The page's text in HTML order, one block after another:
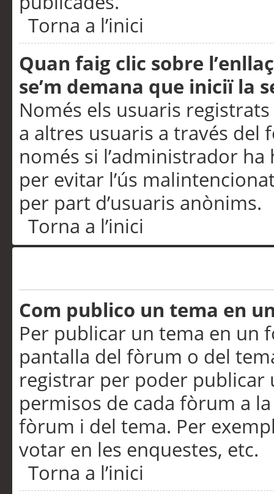
Torna a l’inici
Quan faig clic sobre
se’m demana que iniciï la
Només els usuaris
a altres usuaris a través
només si l’administrador
per evitar l’ús
per part d’usuaris anònims.
Torna a l’inici
Com publico un tema en
Per publicar un tema en un
pantalla del fòrum o del
registrar per poder publicar
permisos de cada fòrum a
fòrum i del tema. Per
votar en les enquestes, etc.
Torna a l’inici